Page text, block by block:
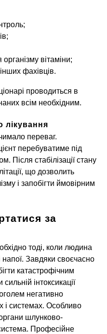
вітаміни;
фахівців.
проводиться в
всім необхідним.
лікування
переваг.
перебуватиме під
Після стабілізації стану
що дозволить
і запобігти ймовірним
за
тоді, коли людина
Завдяки своєчасно
катастрофічним
інтоксикації
негативно
і системах. Особливо
шлунково-
Професійне